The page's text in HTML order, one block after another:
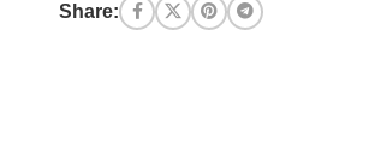
Share: